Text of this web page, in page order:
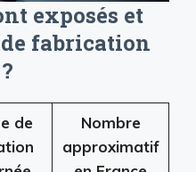
exposés et
fabrication
de
Nombre
approximatif